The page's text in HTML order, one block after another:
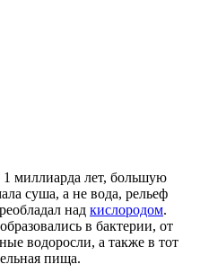
миллиарда лет, большую
суша, а не вода, рельеф
над кислородом.
в бактерии, от
водоросли, а также в тот
пища.